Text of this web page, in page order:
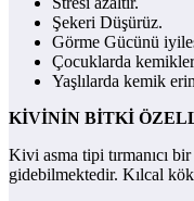
Şekeri Düşürüz.
Görme Gücünü
Çocuklarda
Yaşlılarda kemik
KİVİNİN BİTKİ
Kivi asma tipi tırmanıcı
gidebilmektedir. Kılcal